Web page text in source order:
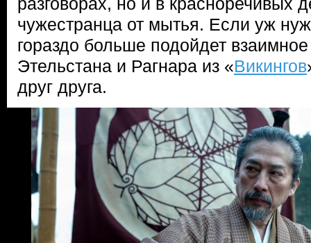
чужестранца от мытья. Если уж
гораздо больше подойдет
Этельстана и Рагнара из «Викингов
друг друга.